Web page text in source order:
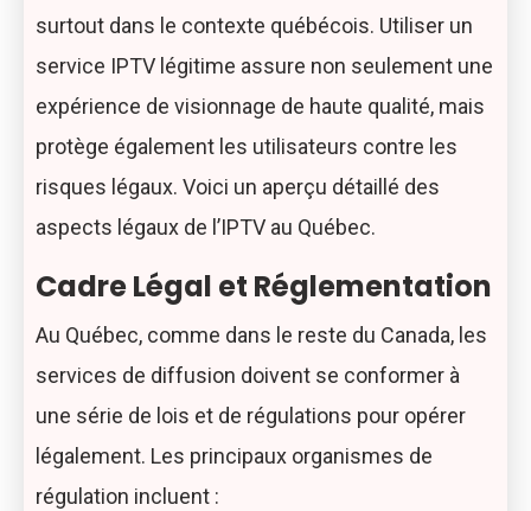
surtout dans le contexte québécois. Utiliser un
service IPTV légitime assure non seulement une
expérience de visionnage de haute qualité, mais
protège également les utilisateurs contre les
risques légaux. Voici un aperçu détaillé des
aspects légaux de l’IPTV au Québec.
Cadre Légal et Réglementation
Au Québec, comme dans le reste du Canada, les
services de diffusion doivent se conformer à
une série de lois et de régulations pour opérer
légalement. Les principaux organismes de
régulation incluent :